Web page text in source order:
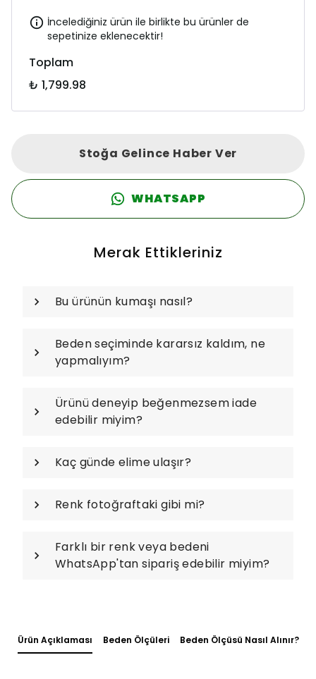
İncelediğiniz ürün ile birlikte bu ürünler de
sepetinize eklenecektir!
Toplam
₺ 1,799.98
Stoğa Gelince Haber Ver
WHATSAPP
Merak Ettikleriniz
Bu ürünün kumaşı nasıl?
Beden seçiminde kararsız kaldım, ne
yapmalıyım?
Ürünü deneyip beğenmezsem iade
edebilir miyim?
Kaç günde elime ulaşır?
Renk fotoğraftaki gibi mi?
Farklı bir renk veya bedeni
WhatsApp'tan sipariş edebilir miyim?
Ürün Açıklaması Beden Ölçüleri Beden Ölçüsü Nasıl Alınır?